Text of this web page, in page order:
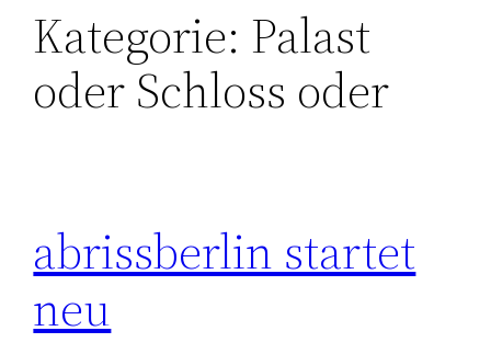
Kategorie: Palast
oder Schloss oder
abrissberlin startet
neu